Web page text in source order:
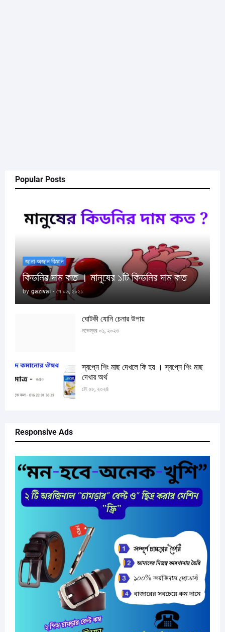
Popular Posts
জানা অজান বিজ্ঞান
কিডনির দাম কত । মানুষের ১টি কিডনির দাম কত
by gazivai - মে ০৬, ২০২১
ঘোটকী যোনি চেনার উপায়
নভেম্বর ০১, ২০২৩
স্বপ্নে শিং মাছ দেখলে কি হয় । স্বপ্নে শিং মাছ
দেখার অর্থ
মে ০৮, ২০২৪
Responsive Ads